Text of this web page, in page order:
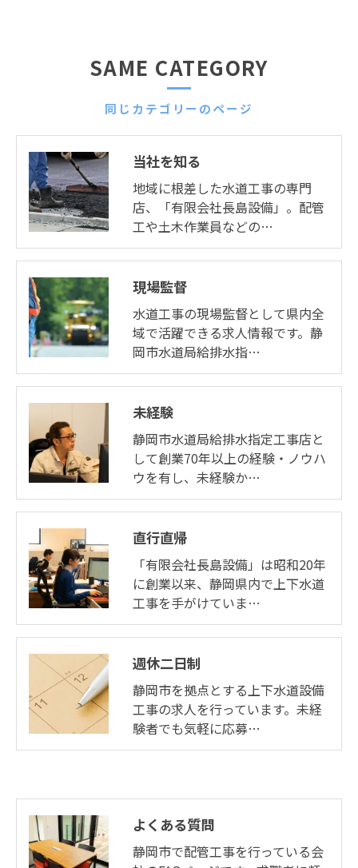
同じカテゴリーのページ
SAME CATEGORY
当社を知る
地域に根差した水道工事の専門
店、「有限会社長島設備」。配管
工や土木作業員などの…
現場監督
水道工事の現場監督として県内全
域で活躍できる求人情報です。静
岡市水道局給排水指…
未経験
静岡市水道局給排水指定工事店と
して創業70年以上の経験・ノウハ
ウを有し、未経験か…
直行直帰
「有限会社長島設備」は昭和20年
に創業以来、静岡県内で上下水道
工事を手がけていま…
週休二日制
静岡市を拠点とする上下水道設備
工事の求人を行っています。未経
験者でも気軽に応募…
よくある質問
静岡市で配管工事を行っている会